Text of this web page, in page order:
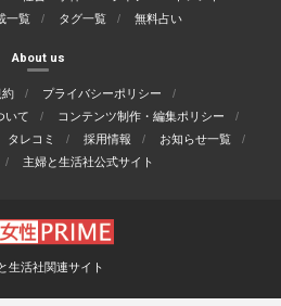
一覧 タグ一覧 無料占い
About us
プライバシーポリシー
いて
コンテンツ制作・編集ポリシー
タレコミ 採用情報
お知らせ一覧
主婦と生活社公式サイト
生活社関連サイト